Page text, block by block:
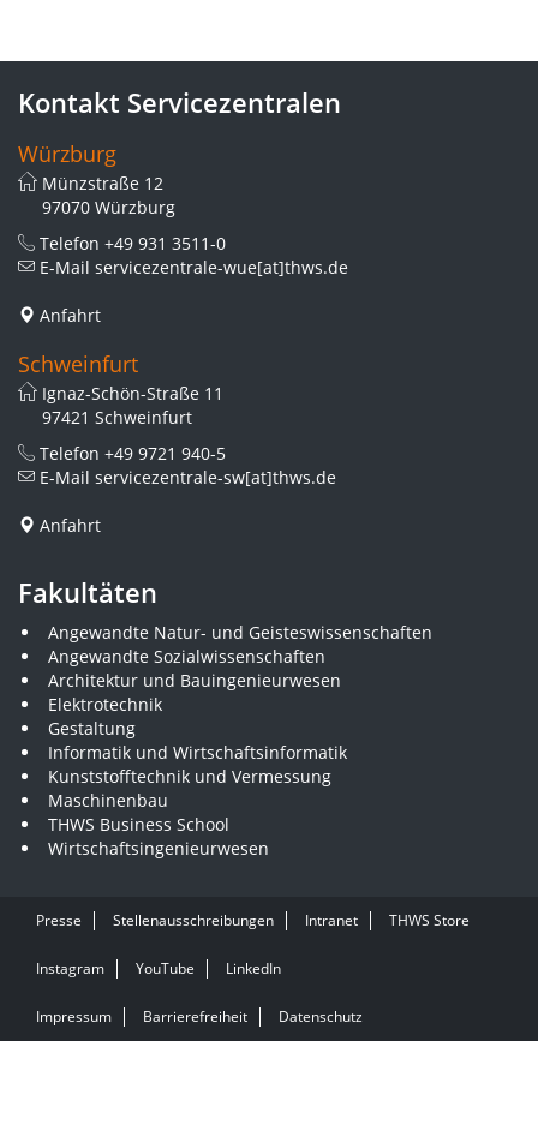
Kontakt Servicezentralen
Würzburg
Münzstraße 12
97070 Würzburg
Telefon +49 931 3511-0
E-Mail servicezentrale-wue[at]thws.de
Anfahrt
Schweinfurt
Ignaz-Schön-Straße 11
97421 Schweinfurt
Telefon +49 9721 940-5
E-Mail servicezentrale-sw[at]thws.de
Anfahrt
Fakultäten
Angewandte Natur- und Geisteswissenschaften
Angewandte Sozialwissenschaften
Architektur und Bauingenieurwesen
Elektrotechnik
Gestaltung
Informatik und Wirtschaftsinformatik
Kunststofftechnik und Vermessung
Maschinenbau
THWS Business School
Wirtschaftsingenieurwesen
Presse Stellenausschreibungen Intranet THWS Store
Instagram YouTube LinkedIn
Impressum Barrierefreiheit Datenschutz